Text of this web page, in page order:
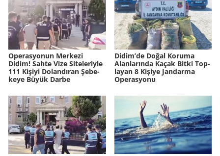
Ope­ras­yo­nun Mer­ke­zi
Didim! Sahte Vize Si­te­le­riy­le
111 Ki­şi­yi Do­lan­dı­ran Şe­be­
ke­ye Büyük Darbe
Didim’de Doğal Ko­ru­ma
Alan­la­rın­da Kaçak Bitki Top­
la­yan 8 Ki­şi­ye Jan­dar­ma
Ope­ras­yo­nu